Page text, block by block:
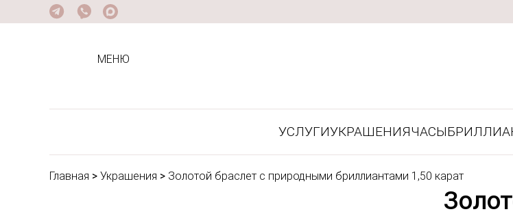
МЕНЮ
УСЛУГИУКРАШЕНИЯЧАСЫ
Главная > Украшения > Золотой браслет с природными бриллиантами 1,50 карат